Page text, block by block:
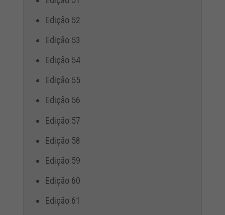
Edição 52
Edição 53
Edição 54
Edição 55
Edição 56
Edição 57
Edição 58
Edição 59
Edição 60
Edição 61